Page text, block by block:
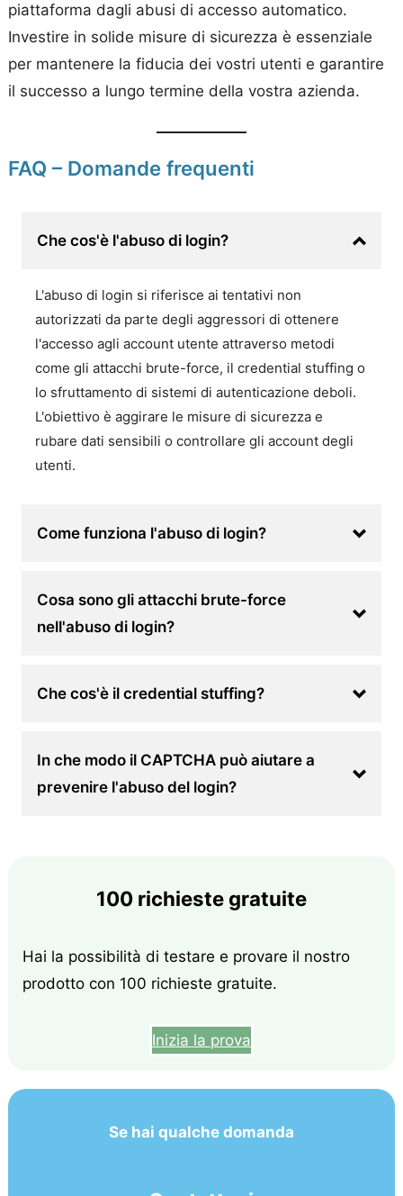
piattaforma dagli abusi di accesso automatico.
Investire in solide misure di sicurezza è essenziale
per mantenere la fiducia dei vostri utenti e garantire
il successo a lungo termine della vostra azienda.
FAQ – Domande frequenti
Che cos'è l'abuso di login?
L'abuso di login si riferisce ai tentativi non
autorizzati da parte degli aggressori di ottenere
l'accesso agli account utente attraverso metodi
come gli attacchi brute-force, il credential stuffing o
lo sfruttamento di sistemi di autenticazione deboli.
L'obiettivo è aggirare le misure di sicurezza e
rubare dati sensibili o controllare gli account degli
utenti.
Come funziona l'abuso di login?
Cosa sono gli attacchi brute-force
nell'abuso di login?
Che cos'è il credential stuffing?
In che modo il CAPTCHA può aiutare a
prevenire l'abuso del login?
100 richieste gratuite
Hai la possibilità di testare e provare il nostro
prodotto con 100 richieste gratuite.
Inizia la prova
Se hai qualche domanda